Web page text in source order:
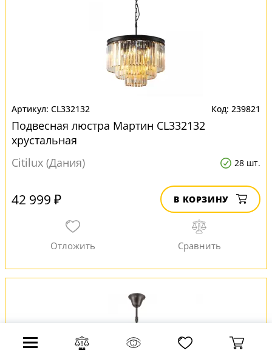
CL332132 239821
Подвесная люстра Мартин CL332132
хрустальная
Citilux (Дания)
28 шт.
42 999 ₽ В КОРЗИНУ